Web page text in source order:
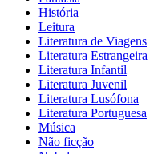
História
Leitura
Literatura de Viagens
Literatura Estrangeira
Literatura Infantil
Literatura Juvenil
Literatura Lusófona
Literatura Portuguesa
Música
Não ficção